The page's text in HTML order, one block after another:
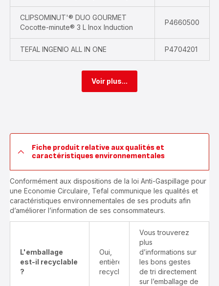
CLIPSOMINUT'® DUO GOURMET
Cocotte-minute® 3 L Inox Induction
P4660500
TEFAL INGENIO ALL IN ONE P4704201
Voir plus...
Fiche produit relative aux qualités et
caractéristiques environnementales
Conformément aux dispositions de la loi Anti-Gaspillage pour
une Economie Circulaire, Tefal communique les qualités et
caractéristiques environnementales de ses produits afin
d’améliorer l’information de ses consommateurs.
L'emballage
est-il recyclable
?
Oui,
entièrement
recyclable
Vous trouverez
plus
d’informations sur
les bons gestes
de tri directement
sur l’emballage de